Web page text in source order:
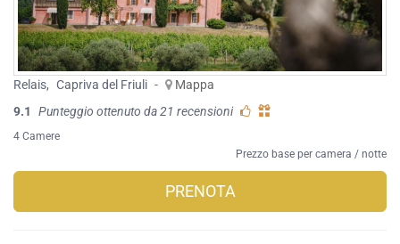
Relais, Capriva del Friuli -
Mappa
9.1
Punteggio ottenuto da 21 recensioni
4 Camere
Prezzo base per camera / notte
PRENOTA